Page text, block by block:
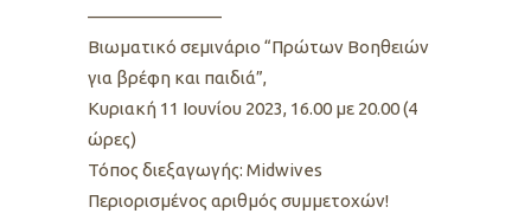
———————–
Βιωματικό σεμινάριο “Πρώτων Βοηθειών
για βρέφη και παιδιά”,
Κυριακή 11 Ιουνίου 2023, 16.00 με 20.00 (4
ώρες)
Τόπος διεξαγωγής: Midwives
Περιορισμένος αριθμός συμμετοχών!